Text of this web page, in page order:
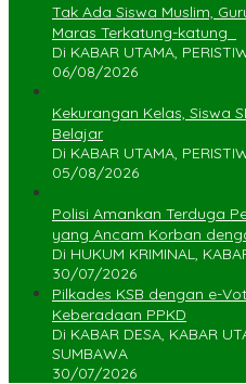
Tak Ada Siswa Muslim,
Maras Terkatung-katung ‎
Di KABAR UTAMA,
06/08/2026
Kekurangan Kelas, Siswa
Belajar
Di KABAR UTAMA,
05/08/2026
Polisi Amankan Terduga
yang Ancam Korban
Di HUKUM KRIMINAL,
30/07/2026
Pilkades KSB dengan e-
Keberadaan PPKD
Di KABAR DESA, KABAR
SUMBAWA
30/07/2026